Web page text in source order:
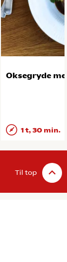
Oksegryde
1 t, 30 min.
Til top